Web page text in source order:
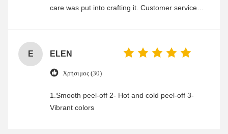
care was put into crafting it. Customer service
E ELEN
Χρήσιμος (30)
1.Smooth peel-off 2- Hot and cold peel-off 3-
Vibrant colors